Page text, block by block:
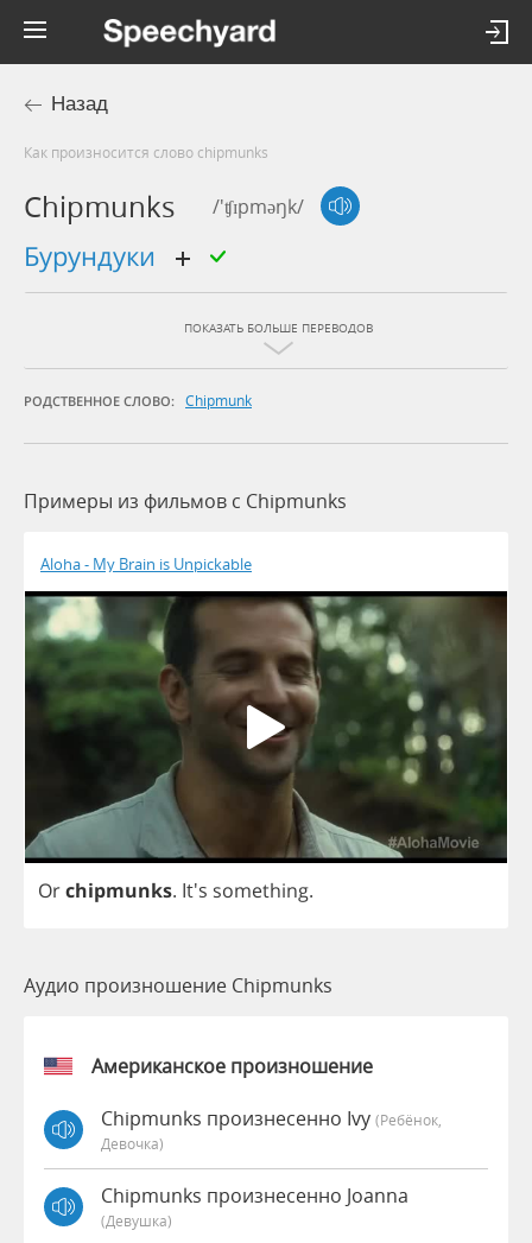
Назад
Как произносится слово chipmunks
Chipmunks /'ʧɪpməŋk/
бурундуки
ПОКАЗАТЬ БОЛЬШЕ ПЕРЕВОДОВ
РОДСТВЕННОЕ СЛОВО: Chipmunk
Примеры из фильмов c Chipmunks
Aloha - My Brain is Unpickable
Orchipmunks. It's something.
Аудио произношение Chipmunks
Американское произношение
Chipmunks произнесенно Ivy (Ребёнок,
Девочка)
Chipmunks произнесенно Joanna
(девушка)